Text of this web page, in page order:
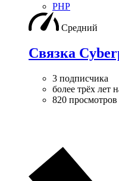
PHP
Средний
Связка
3 подписчика
более трёх лет
820 просмотров